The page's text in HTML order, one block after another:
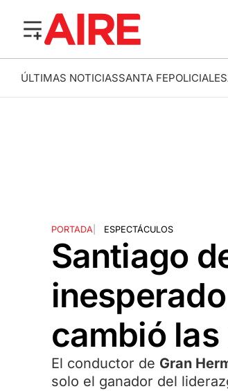
ÚLTIMAS NOTICIASSANTA FEPOLICIALES
PORTADA| ESPECTÁCULOS
Santiago
cambió
El conductor de Gran
solo el ganador del